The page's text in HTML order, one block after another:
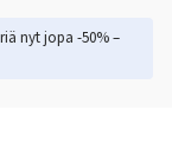
nyt jopa -50% –